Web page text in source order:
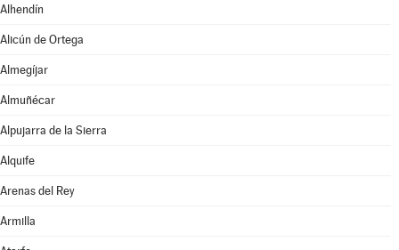
Alhendín
Alicún de Ortega
Almegíjar
Almuñécar
Alpujarra de la Sierra
Alquife
Arenas del Rey
Armilla